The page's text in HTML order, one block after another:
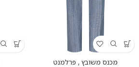
מכנס משובץ , פרלמנט